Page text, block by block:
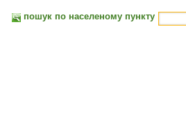
пошук по населеному пункту